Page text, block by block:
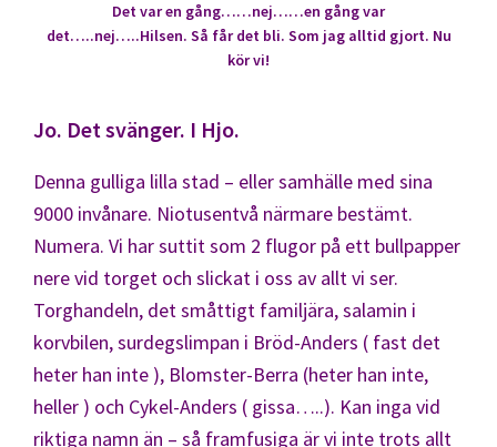
Det var en gång……nej……en gång var
det…..nej…..Hilsen. Så får det bli. Som jag alltid gjort. Nu
kör vi!
Jo. Det svänger. I Hjo.
Denna gulliga lilla stad – eller samhälle med sina
9000 invånare. Niotusentvå närmare bestämt.
Numera. Vi har suttit som 2 flugor på ett bullpapper
nere vid torget och slickat i oss av allt vi ser.
Torghandeln, det småttigt familjära, salamin i
korvbilen, surdegslimpan i Bröd-Anders ( fast det
heter han inte ), Blomster-Berra (heter han inte,
heller ) och Cykel-Anders ( gissa…..). Kan inga vid
riktiga namn än – så framfusiga är vi inte trots allt